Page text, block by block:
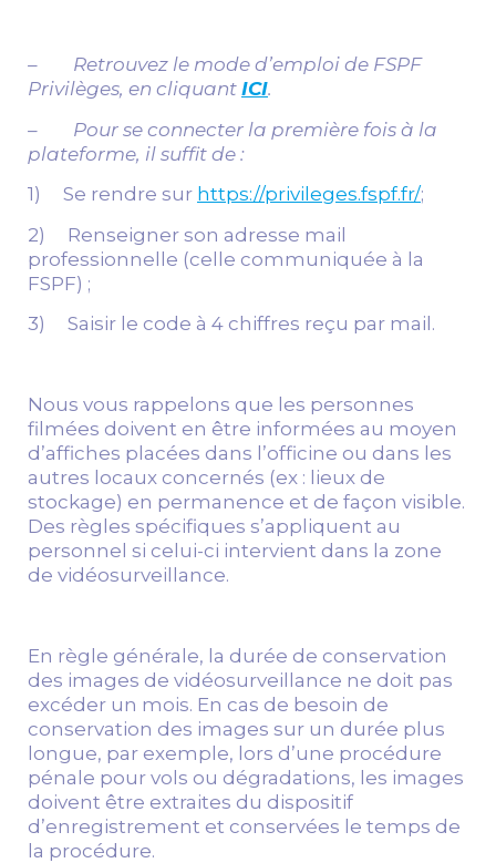
– Retrouvez le mode d’emploi de FSPF
Privilèges, en cliquant ICI.
– Pour se connecter la première fois à la
plateforme, il suffit de :
1) Se rendre sur https://privileges.fspf.fr/;
2) Renseigner son adresse mail
professionnelle (celle communiquée à la
FSPF) ;
3) Saisir le code à 4 chiffres reçu par mail.
Nous vous rappelons que les personnes
filmées doivent en être informées au moyen
d’affiches placées dans l’officine ou dans les
autres locaux concernés (ex : lieux de
stockage) en permanence et de façon visible.
Des règles spécifiques s’appliquent au
personnel si celui-ci intervient dans la zone
de vidéosurveillance.
En règle générale, la durée de conservation
des images de vidéosurveillance ne doit pas
excéder un mois. En cas de besoin de
conservation des images sur un durée plus
longue, par exemple, lors d’une procédure
pénale pour vols ou dégradations, les images
doivent être extraites du dispositif
d’enregistrement et conservées le temps de
la procédure.